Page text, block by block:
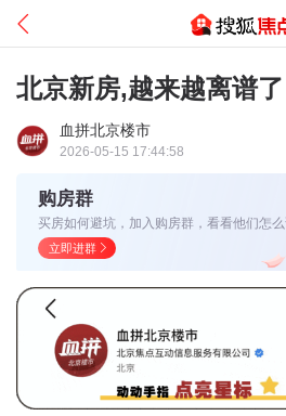
北京新房,越来越离谱了
血拼北京楼市
2026-05-15 17:44:58
购房群
买房如何避坑，加入购房群，看看他们怎
立即进群